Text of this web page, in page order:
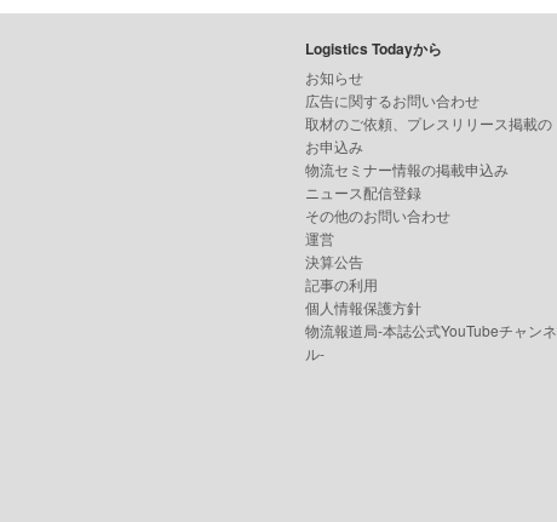
Logistics Todayから
お知らせ
広告に関するお問い合わせ
取材のご依頼、プレスリリース掲載の
お申込み
物流セミナー情報の掲載申込み
ニュース配信登録
その他のお問い合わせ
運営
決算公告
記事の利用
個人情報保護方針
物流報道局-本誌公式YouTubeチャンネ
ル-